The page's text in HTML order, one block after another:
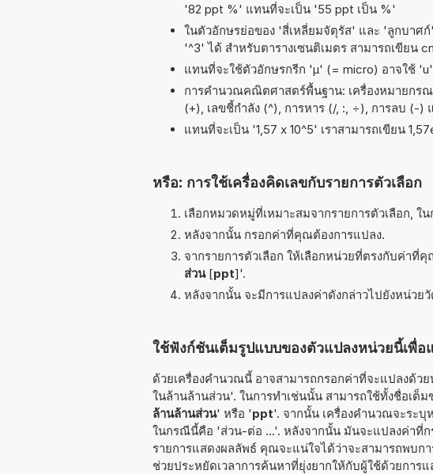
'82 ppt %' แทนที่จะเป็น '55 ppt เป็น %'
ในตัวอักษรย่อของ 'สี่เหลี่ยมจัตุรัส' และ 'ลูกบาศ
'^3' ได้ สำหรับตารางเซนติเมตร สามารถเขียน
แทนที่จะใช้ตัวอักษรกรีก 'µ' (= micro) อาจใช้
การคำนวณคณิตศาสตร์พื้นฐาน: เครื่องหมายกร
(+), เลขชี้กำลัง (^), การหาร (/, :, ÷), การลบ (-)
แทนที่จะเป็น '1,57 x 10^5' เราสามารถเขียน
หรือ: การใช้เครื่องคิดเลขกับรายการตัวเลือก
เลือกหมวดหมู่ที่เหมาะสมจากรายการตัวเลือก, ใ
หลังจากนั้น กรอกค่าที่คุณต้องการแปลง.
จากรายการตัวเลือก ให้เลือกหน่วยที่ตรงกับค่าที่
ส่วน[ppt]'.
หลังจากนั้น จะมีการแปลงค่าดังกล่าวไปยังหน่วย
ใช้ฟังก์ชันเต็มรูปแบบของตัวแปลงหน่วยนี้เพื่อ
ด้วยเครื่องคำนวณนี้ อาจสามารถกรอกค่าที่จะแปลงด้ว
ในล้านล้านส่วน'. ในการทำเช่นนั้น สามารถใช้ทั้งชื่อเต็
ล้านล้านส่วน' หรือ 'ppt'. จากนั้น เครื่องคำนวณจะระบุ
ในกรณีนี้คือ 'ส่วน-ต่อ ...'. หลังจากนั้น มันจะแปลงค่าที่
รายการแสดงผลลัพธ์ คุณจะแน่ใจได้ว่าจะสามารถพบ
ช่วยประหยัดเวลาการค้นหาที่ยุ่งยากให้กับผู้ใช้ด้วยการ